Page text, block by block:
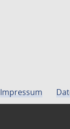
Impressum